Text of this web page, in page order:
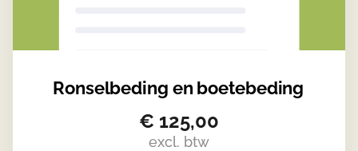
Ronselbeding en boetebeding
€ 125,00
excl. btw